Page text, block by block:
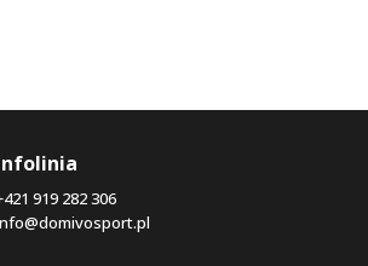
919 282 306